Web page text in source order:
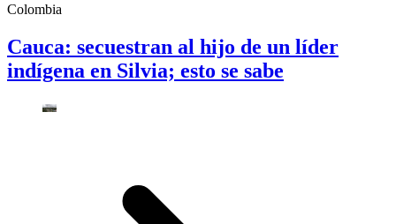
Colombia
Cauca: secuestran al hijo de un líder
indígena en Silvia; esto se sabe